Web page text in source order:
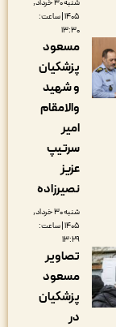
شنبه ۳۰ خرداد,
۱۴۰۵ | ساعت:
مسعود
پزشکیان
و شهید
والامقام
نصیرزاده
شنبه ۳۰ خرداد,
۱۴۰۵ | ساعت:
تصاویر
مسعود
پزشکیان